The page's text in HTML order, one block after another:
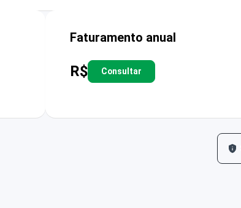
Faturamento anual
R$ Consultar